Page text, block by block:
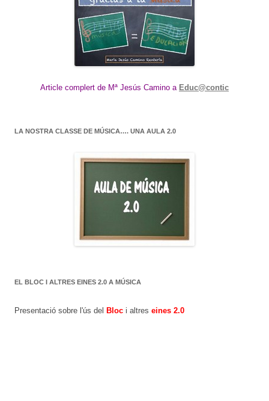
Article complert de Mª Jesús Camino a Educ@contic
LA NOSTRA CLASSE DE MÚSICA…. UNA AULA 2.0
EL BLOC I ALTRES EINES 2.0 A MÚSICA
Presentació sobre l'ús del Bloc i altres eines 2.0